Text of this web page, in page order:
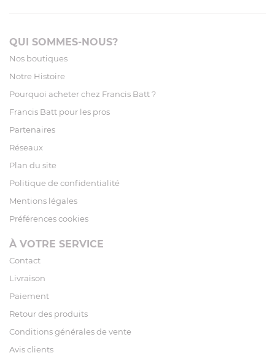
QUI SOMMES-NOUS?
Nos boutiques
Notre Histoire
Pourquoi acheter chez Francis Batt ?
Francis Batt pour les pros
Partenaires
Réseaux
Plan du site
Politique de confidentialité
Mentions légales
Préférences cookies
À VOTRE SERVICE
Contact
Livraison
Paiement
Retour des produits
Conditions générales de vente
Avis clients